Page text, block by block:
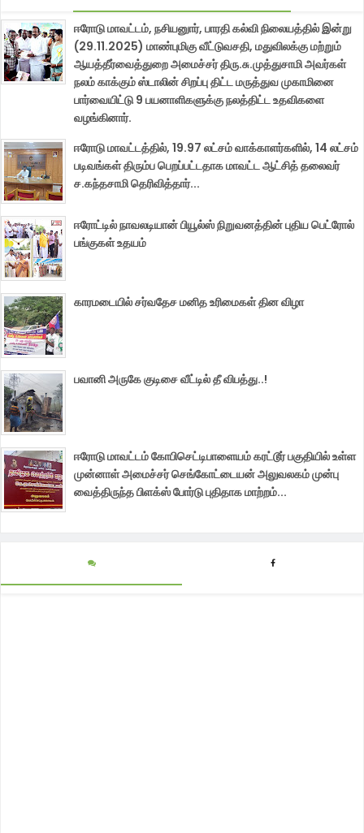
ஈரோடு மாவட்டம், நசியனுார், பாரதி கல்வி நிலையத்தில் இன்று
(29.11.2025) மாண்புமிகு வீட்டுவசதி, மதுவிலக்கு மற்றும்
ஆயத்தீர்வைத்துறை அமைச்சர் திரு.சு.முத்துசாமி அவர்கள்
நலம் காக்கும் ஸ்டாலின் சிறப்பு திட்ட மருத்துவ முகாமினை
பார்வையிட்டு 9 பயனாளிகளுக்கு நலத்திட்ட உதவிகளை
வழங்கினார்.
ஈரோடு மாவட்டத்தில், 19.97 லட்சம் வாக்காளர்களில், 14 லட்சம்
படிவங்கள் திரும்ப பெறப்பட்டதாக மாவட்ட ஆட்சித் தலைவர்
ச.கந்தசாமி தெரிவித்தார்...
ஈரோட்டில் நாவலடியான் பியூல்ஸ் நிறுவனத்தின் புதிய பெட்ரோல்
பங்குகள் உதயம்
காரமடையில் சர்வதேச மனித உரிமைகள் தின விழா
பவானி அருகே குடிசை வீட்டில் தீ விபத்து..!
ஈரோடு மாவட்டம் கோபிசெட்டிபாளையம் கரட்டூர் பகுதியில் உள்ள
முன்னாள் அமைச்சர் செங்கோட்டையன் அலுவலகம் முன்பு
வைத்திருந்த பிளக்ஸ் போர்டு புதிதாக மாற்றம்...